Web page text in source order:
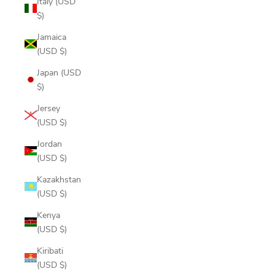
$)
Jamaica
(USD $)
Japan (USD
$)
Jersey
(USD $)
Jordan
(USD $)
Kazakhstan
(USD $)
Kenya
(USD $)
Kiribati
(USD $)